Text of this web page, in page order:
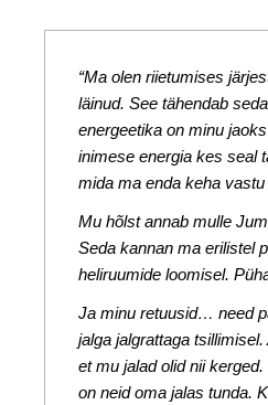
“Ma olen riietumises
läinud. See tähendab
energeetika on minu
inimese energia kes seal
mida ma enda keha vastu
Mu hõlst annab mulle
Seda kannan ma erilistel
heliruumide loomisel.
Ja minu retuusid… need
jalga jalgrattaga
et mu jalad olid nii
on neid oma jalas tunda.